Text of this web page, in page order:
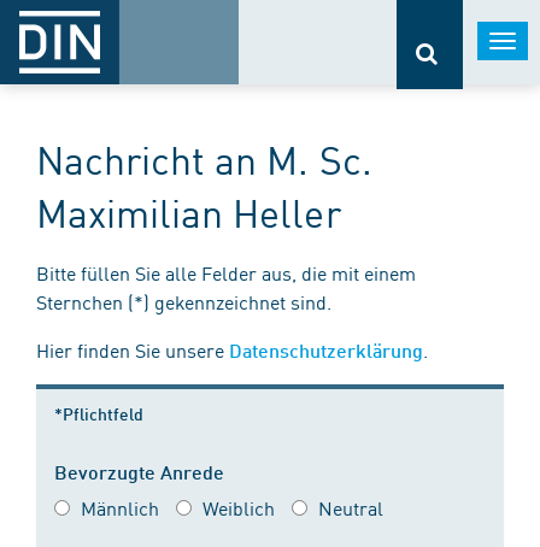
Nachricht an M. Sc.
Maximilian Heller
Bitte füllen Sie alle Felder aus, die mit einem
Sternchen (*) gekennzeichnet sind.
Hier finden Sie unsere Datenschutzerklärung
*Pflichtfeld
Bevorzugte Anrede
Männlich Weiblich Neutral